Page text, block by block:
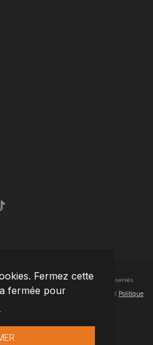
Fermez cette
fermée pour
SA France- Tous les droits sont réservés
nos Conditions d'utilisation et Politique
confidentialité